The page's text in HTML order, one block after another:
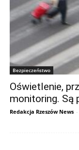
Bezpieczeństwo
Oświetlenie,
monitoring. Są
Redakcja Rzeszów News -